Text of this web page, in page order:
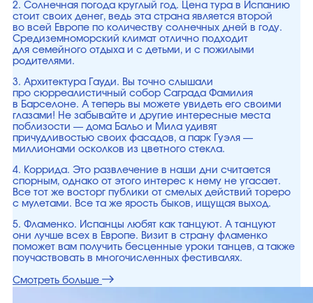
2. Солнечная погода круглый год. Цена тура в Испанию
стоит своих денег, ведь эта страна является второй
во всей Европе по количеству солнечных дней в году.
Средиземноморский климат отлично подходит
для семейного отдыха и с детьми, и с пожилыми
родителями.
3. Архитектура Гауди. Вы точно слышали
про сюрреалистичный собор Саграда Фамилия
в Барселоне. А теперь вы можете увидеть его своими
глазами! Не забывайте и другие интересные места
поблизости — дома Бальо и Мила удивят
причудливостью своих фасадов, а парк Гуэля —
миллионами осколков из цветного стекла.
4. Коррида. Это развлечение в наши дни считается
спорным, однако от этого интерес к нему не угасает.
Все тот же восторг публики от смелых действий тореро
с мулетами. Все та же ярость быков, ищущая выход.
5. Фламенко. Испанцы любят как танцуют. А танцуют
они лучше всех в Европе. Визит в страну фламенко
поможет вам получить бесценные уроки танцев, а также
поучаствовать в многочисленных фестивалях.
Смотреть больше